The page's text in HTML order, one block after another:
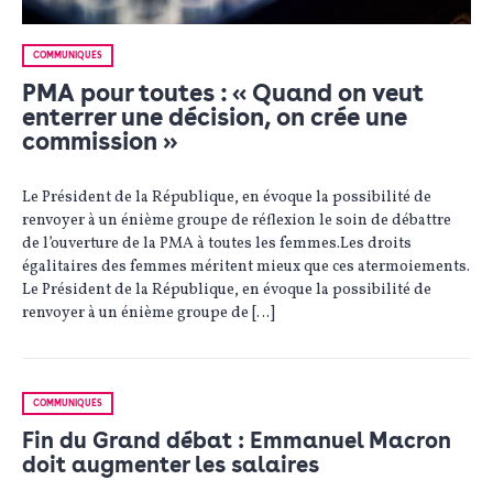
COMMUNIQUÉS
PMA pour toutes : « Quand on veut
enterrer une décision, on crée une
commission »
Le Président de la République, en évoque la possibilité de
renvoyer à un énième groupe de réflexion le soin de débattre
de l’ouverture de la PMA à toutes les femmes.Les droits
égalitaires des femmes méritent mieux que ces atermoiements.
Le Président de la République, en évoque la possibilité de
renvoyer à un énième groupe de […]
COMMUNIQUÉS
Fin du Grand débat : Emmanuel Macron
doit augmenter les salaires